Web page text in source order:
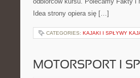
Idea strony opiera się […]
CATEGORIES: KAJAKI I SPŁYWY
MOTORSPORT I